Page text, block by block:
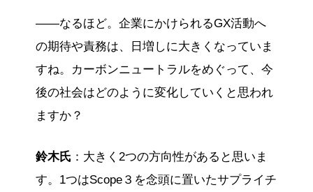
——なるほど。企業にかけられるGX活動へ
の期待や責務は、日増しに大きくなっていま
すね。カーボンニュートラルをめぐって、今
後の社会はどのように変化していくと思われ
ますか？
鈴木氏 ：大きく2つの方向性があると思いま
す。1つはScope３を念頭に置いたサプライチ